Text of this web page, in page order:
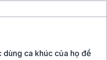
dùng ca khúc của họ để